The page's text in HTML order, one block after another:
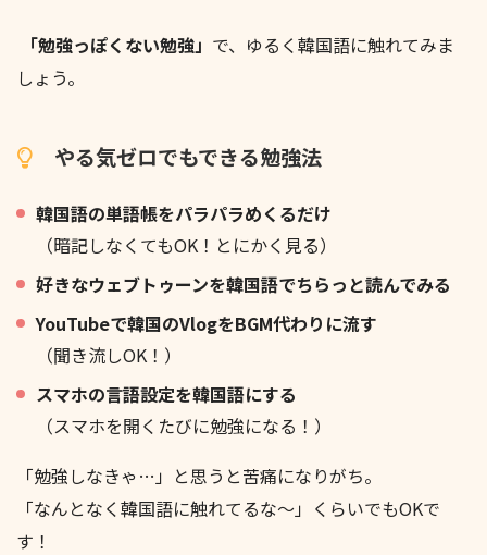
「勉強っぽくない勉強」 で、ゆるく韓国語に触れてみま
しょう。
やる気ゼロでもできる勉強法
韓国語の単語帳をパラパラめくるだけ
（暗記しなくてもOK！とにかく見る）
好きなウェブトゥーンを韓国語でちらっと読んでみる
YouTubeで韓国のVlogをBGM代わりに流す
（聞き流しOK！）
スマホの言語設定を韓国語にする
（スマホを開くたびに勉強になる！）
「勉強しなきゃ…」と思うと苦痛になりがち。
「なんとなく韓国語に触れてるな〜」くらいでもOKで
す！